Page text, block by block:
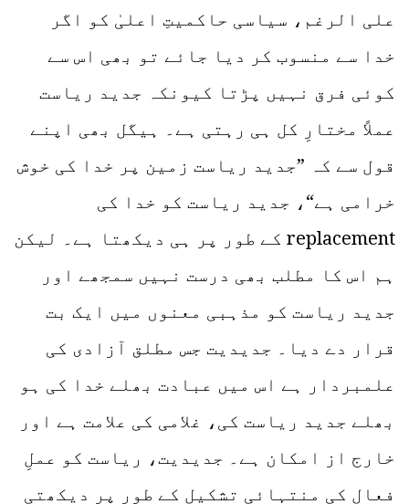
علی الرغم، سیاسی حاکمیتِ اعلیٰ کو اگر
خدا سے منسوب کر دیا جائے تو بھی اس سے
کوئی فرق نہیں پڑتا کیونکہ جدید ریاست
عملاً مختارِ کل ہی رہتی ہے۔ ہیگل بھی اپنے
قول سے کہ ”جدید ریاست زمین پر خدا کی خوش
خرامی ہے“، جدید ریاست کو خدا کی
replacement کے طور پر ہی دیکھتا ہے۔ لیکن
ہم اس کا مطلب بھی درست نہیں سمجھے اور
جدید ریاست کو مذہبی معنوں میں ایک بت
قرار دے دیا۔ جدیدیت جس مطلق آزادی کی
علمبردار ہے اس میں عبادت بھلے خدا کی ہو
بھلے جدید ریاست کی، غلامی کی علامت ہے اور
خارج از امکان ہے۔ جدیدیت، ریاست کو عملِ
فعال کی منتہائی تشکیل کے طور پر دیکھتی